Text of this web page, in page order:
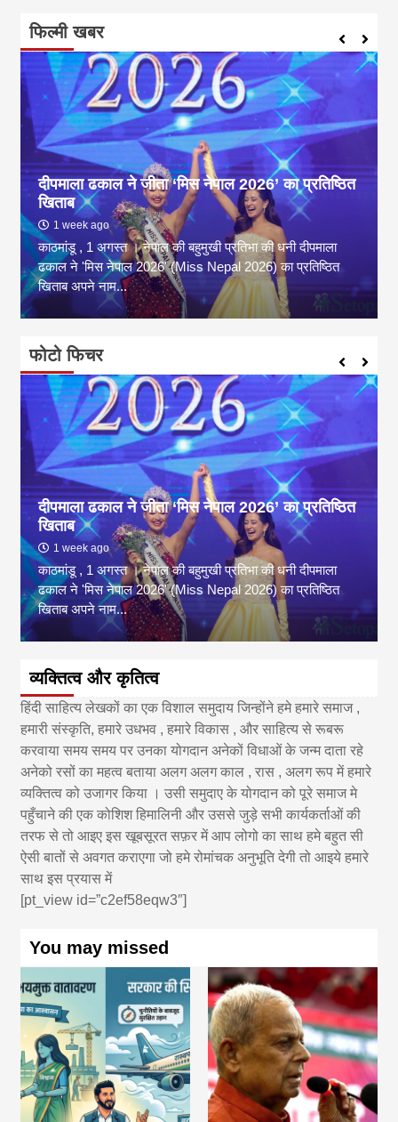
फिल्मी खबर
दीपमाला ढकाल ने जीता ‘मिस नेपाल 2026’ का प्रतिष्ठित
खिताब
1 week ago
काठमांडू , 1 अगस्त । नेपाल की बहुमुखी प्रतिभा की धनी दीपमाला
ढकाल ने 'मिस नेपाल 2026' (Miss Nepal 2026) का प्रतिष्ठित
खिताब अपने नाम...
फोटो फिचर
दीपमाला ढकाल ने जीता ‘मिस नेपाल 2026’ का प्रतिष्ठित
खिताब
1 week ago
काठमांडू , 1 अगस्त । नेपाल की बहुमुखी प्रतिभा की धनी दीपमाला
ढकाल ने 'मिस नेपाल 2026' (Miss Nepal 2026) का प्रतिष्ठित
खिताब अपने नाम...
व्यक्तित्व और कृतित्व
हिंदी साहित्य लेखकों का एक विशाल समुदाय जिन्होंने हमे हमारे समाज ,
हमारी संस्कृति, हमारे उधभव , हमारे विकास , और साहित्य से रूबरू
करवाया समय समय पर उनका योगदान अनेकों विधाओं के जन्म दाता रहे
अनेको रसों का महत्व बताया अलग अलग काल , रास , अलग रूप में हमारे
व्यक्तित्व को उजागर किया । उसी समुदाए के योगदान को पूरे समाज मे
पहुँचाने की एक कोशिश हिमालिनी और उससे जुड़े सभी कार्यकर्ताओं की
तरफ से तो आइए इस खूबसूरत सफ़र में आप लोगो का साथ हमे बहुत सी
ऐसी बातों से अवगत कराएगा जो हमे रोमांचक अनुभूति देगी तो आइये हमारे
साथ इस प्रयास में
[pt_view id=”c2ef58eqw3″]
You may missed